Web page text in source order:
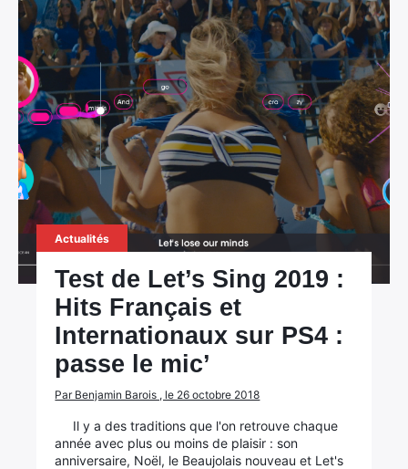
Actualités
Test de Let’s Sing 2019 :
Hits Français et
Internationaux sur PS4 :
passe le mic’
Par Benjamin Barois , le 26 octobre 2018
Il y a des traditions que l'on retrouve chaque
année avec plus ou moins de plaisir : son
anniversaire, Noël, le Beaujolais nouveau et Let's